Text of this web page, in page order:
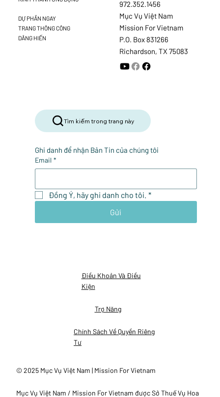
Điều Khoản Và Điều
Kiện
Trợ Năng
Chính Sách Về Quyền Riêng
Tư
© 2025 Mục Vụ Việt Nam | Mission For Vietnam
Mục Vụ Việt Nam / Mission For Vietnam được Sở Thuế Vụ Hoa
Tìm kiếm trong trang này
Ghi danh để nhận Bản Tin của chúng tôi
Email *
Đồng Ý, hãy ghi danh cho tôi. *
Gửi
972.352.1456
Mục Vụ Việt Nam
Mission For Vietnam
P.O. Box 831266
Richardson, TX 75083
DỰ PHẦN NGAY
TRANG THÔNG CÔNG
DÂNG HIẾN